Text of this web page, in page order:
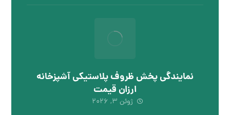
نمایندگی پخش ظروف پلاستیکی آشپزخانه
ارزان قیمت
ژوئن ۳, ۲۰۲۶